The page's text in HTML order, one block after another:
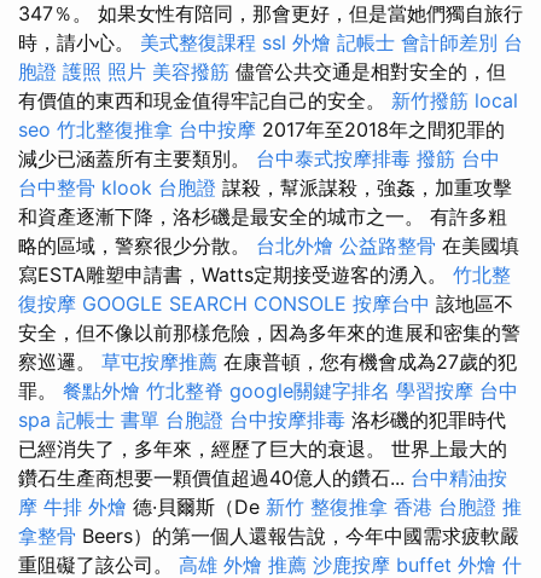
347％。 如果女性有陪同，那會更好，但是當她們獨自旅行
時，請小心。 美式整復課程 ssl 外燴 記帳士 會計師差別 台
胞證 護照 照片 美容撥筋 儘管公共交通是相對安全的，但
有價值的東西和現金值得牢記自己的安全。 新竹撥筋 local
seo 竹北整復推拿 台中按摩 2017年至2018年之間犯罪的
減少已涵蓋所有主要類別。 台中泰式按摩排毒 撥筋 台中
台中整骨 klook 台胞證 謀殺，幫派謀殺，強姦，加重攻擊
和資產逐漸下降，洛杉磯是最安全的城市之一。 有許多粗
略的區域，警察很少分散。 台北外燴 公益路整骨 在美國填
寫ESTA雕塑申請書，Watts定期接受遊客的湧入。 竹北整
復按摩 GOOGLE SEARCH CONSOLE 按摩台中 該地區不
安全，但不像以前那樣危險，因為多年來的進展和密集的警
察巡邏。 草屯按摩推薦 在康普頓，您有機會成為27歲的犯
罪。 餐點外燴 竹北整脊 google關鍵字排名 學習按摩 台中
spa 記帳士 書單 台胞證 台中按摩排毒 洛杉磯的犯罪時代
已經消失了，多年來，經歷了巨大的衰退。 世界上最大的
鑽石生產商想要一顆價值超過40億人的鑽石... 台中精油按
摩 牛排 外燴 德·貝爾斯（De 新竹 整復推拿 香港 台胞證 推
拿整骨 Beers）的第一個人還報告說，今年中國需求疲軟嚴
重阻礙了該公司。 高雄 外燴 推薦 沙鹿按摩 buffet 外燴 什